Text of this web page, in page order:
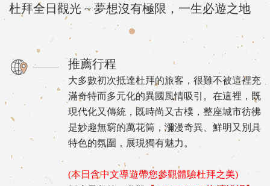
杜拜全日觀光 ~ 夢想沒有極限，一生必遊之地
推薦行程
大多數初次抵達杜拜的旅客，很難不被這裡充
滿奇特而多元化的異國風情吸引。在這裡，既
現代化又傳統，既時尚又古樸，整座城市彷彿
是妙趣無窮的萬花筒，瀰漫奇異、鮮明又別具
特色的氛圍，展現獨有魅力。
(本日含中文導遊帶您參觀體驗杜拜之美)